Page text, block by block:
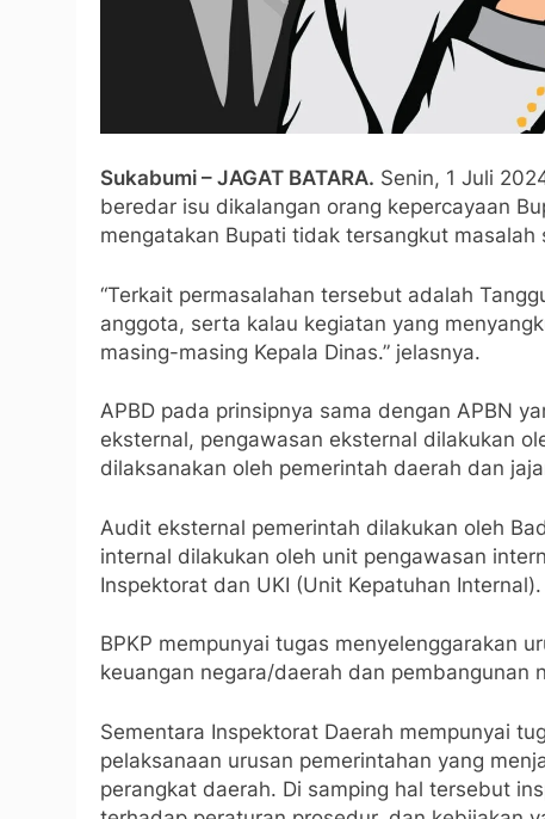
Sukabumi – JAGAT BATARA. Senin, 1 Juli
beredar isu dikalangan orang kepercayaan
mengatakan Bupati tidak tersangkut
“Terkait permasalahan tersebut adalah
anggota, serta kalau kegiatan yang
masing-masing Kepala Dinas.” jelasnya.
APBD pada prinsipnya sama dengan APBN
eksternal, pengawasan eksternal dilakukan
dilaksanakan oleh pemerintah daerah dan
Audit eksternal pemerintah dilakukan oleh
internal dilakukan oleh unit pengawasan
Inspektorat dan UKI (Unit Kepatuhan Internal).
BPKP mempunyai tugas menyelenggarakan
keuangan negara/daerah dan pembangunan
Sementara Inspektorat Daerah mempunyai
pelaksanaan urusan pemerintahan yang
perangkat daerah. Di samping hal tersebut